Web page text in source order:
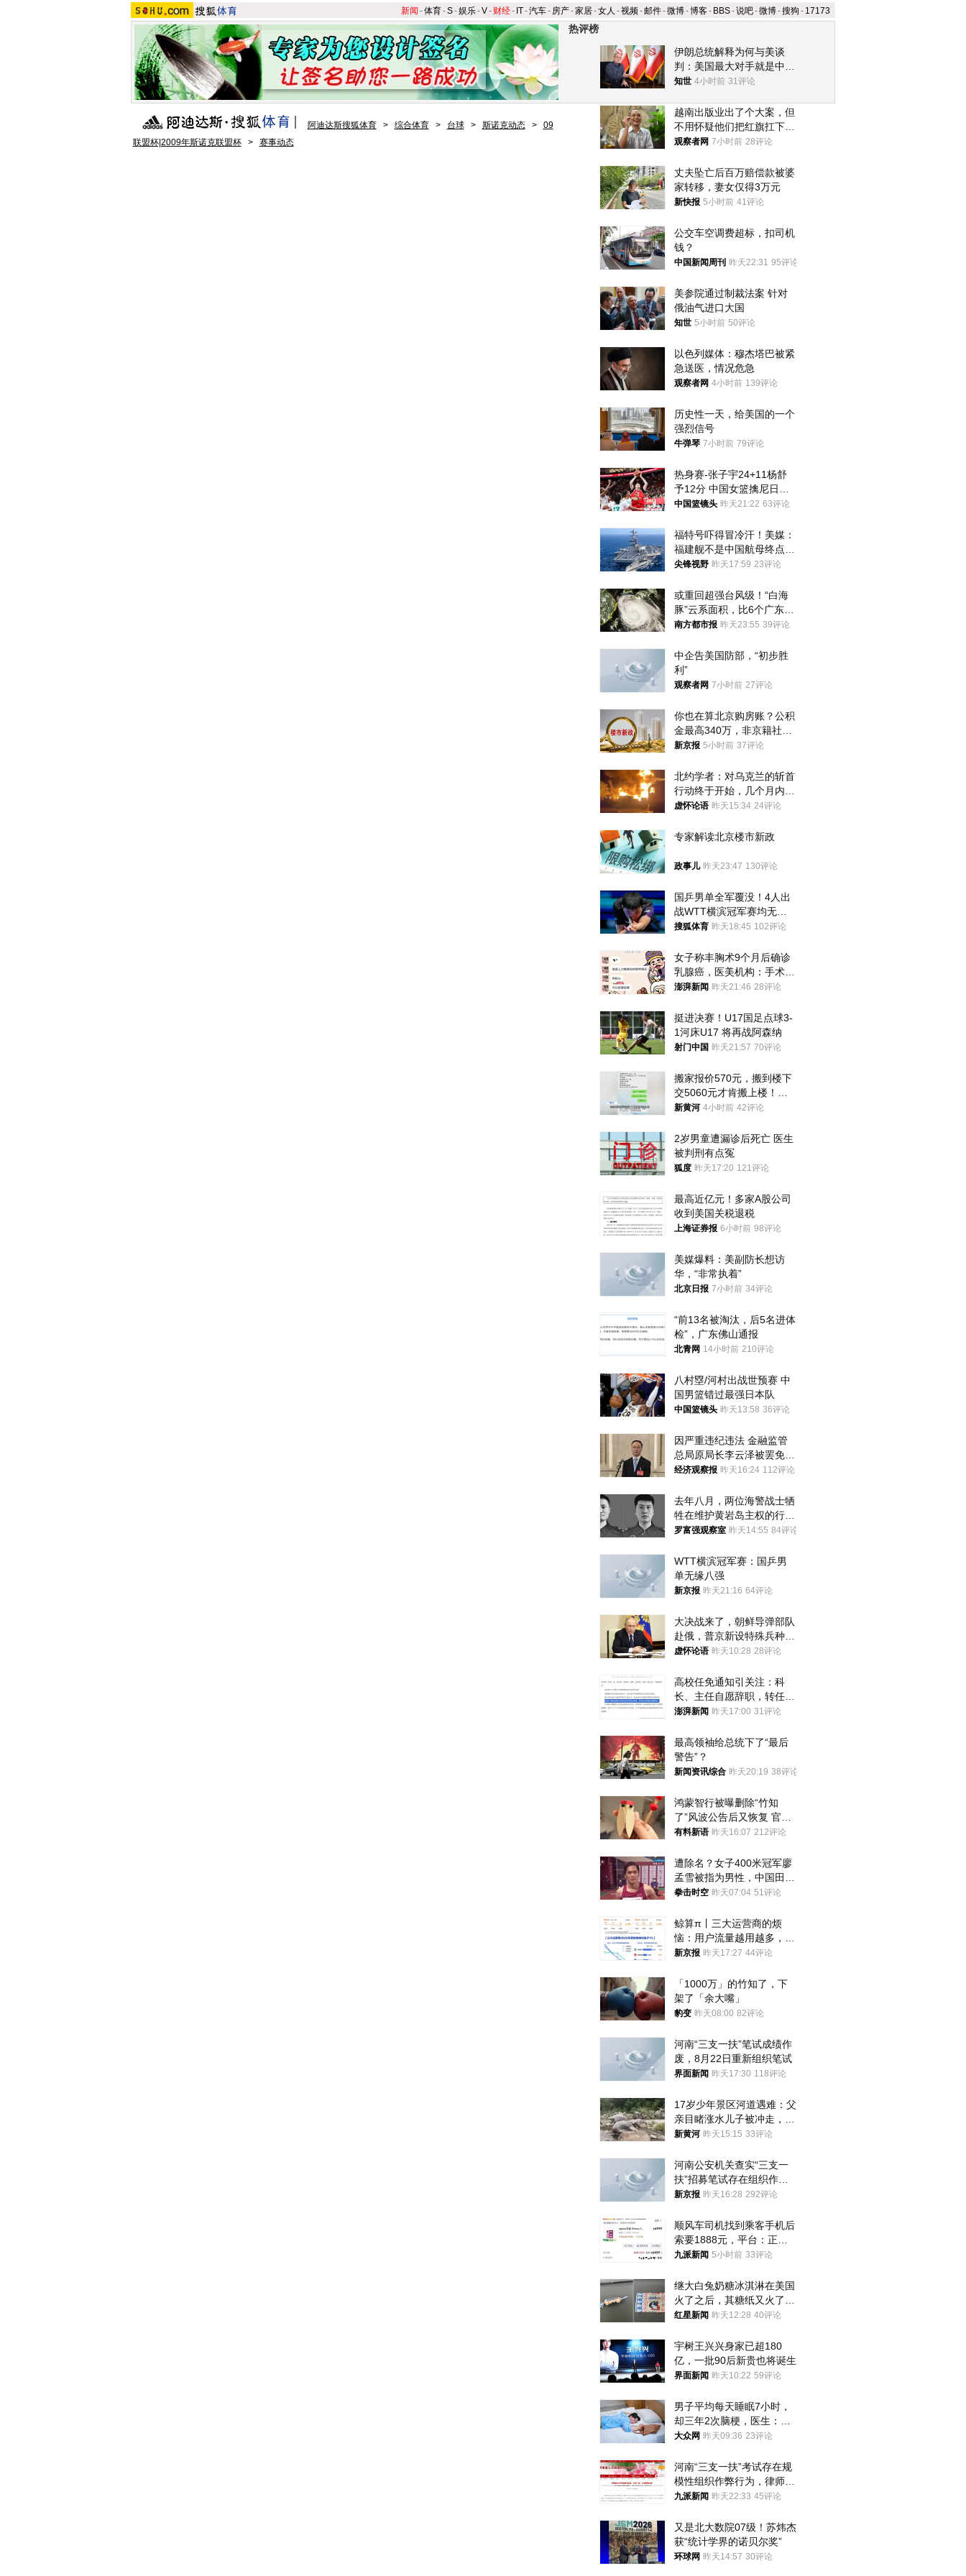
新闻 -体育-S-娱乐-V- 财经- IT-汽车- 房产-家居-女人 -视频-邮件-微博-博客- BBS-说吧-微博-搜狗 - 17173
热评榜
伊朗总统解释为何与美谈
判：美国最大对手就是中
国，但他们也在对话
知世 4小时前 31评论
越南出版业出了个大案，但
不用怀疑他们把红旗扛下去
的决心
观察者网 7小时前 28评论
丈夫坠亡后百万赔偿款被婆
家转移，妻女仅得3万元
新快报 5小时前 41评论
公交车空调费超标，扣司机
钱？
中国新闻周刊 昨天22:31 95评论
美参院通过制裁法案 针对
俄油气进口大国
知世 5小时前 50评论
以色列媒体：穆杰塔巴被紧
急送医，情况危急
观察者网 4小时前 139评论
历史性一天，给美国的一个
强烈信号
牛弹琴 7小时前 79评论
热身赛-张子宇24+11杨舒
予12分 中国女篮擒尼日利
亚
中国篮镜头 昨天21:22 63评论
福特号吓得冒冷汗！美媒：
福建舰不是中国航母终点，
而是新起点！
尖锋视野 昨天17:59 23评论
或重回超强台风级！“白海
豚”云系面积，比6个广东还
大！深圳官方：注意这件事
南方都市报 昨天23:55 39评论
中企告美国防部，“初步胜
利”
观察者网 7小时前 27评论
你也在算北京购房账？公积
金最高340万，非京籍社保
1年
新京报 5小时前 37评论
北约学者：对乌克兰的斩首
行动终于开始，几个月内乌
将投降
虚怀论语 昨天15:34 24评论
专家解读北京楼市新政
政事儿 昨天23:47 130评论
国乒男单全军覆没！4人出
战WTT横滨冠军赛均无缘
八强
搜狐体育 昨天18:45 102评论
女子称丰胸术9个月后确诊
乳腺癌，医美机构：手术不
可能引发癌症，建议走司法
澎湃新闻 昨天21:46 28评论
挺进决赛！U17国足点球3-
1河床U17 将再战阿森纳
射门中国 昨天21:57 70评论
搬家报价570元，搬到楼下
交5060元才肯搬上楼！女
子傻眼了……
新黄河 4小时前 42评论
2岁男童遭漏诊后死亡 医生
被判刑有点冤
狐度 昨天17:20 121评论
最高近亿元！多家A股公司
收到美国关税退税
上海证券报 6小时前 98评论
美媒爆料：美副防长想访
华，“非常执着”
北京日报 7小时前 34评论
“前13名被淘汰，后5名进体
检”，广东佛山通报
北青网 14小时前 210评论
八村塁/河村出战世预赛 中
国男篮错过最强日本队
中国篮镜头 昨天13:58 36评论
因严重违纪违法 金融监管
总局原局长李云泽被罢免全
国人大代表
经济观察报 昨天16:24 112评论
去年八月，两位海警战士牺
牲在维护黄岩岛主权的行动
中
罗富强观察室 昨天14:55 84评论
WTT横滨冠军赛：国乒男
单无缘八强
新京报 昨天21:16 64评论
大决战来了，朝鲜导弹部队
赴俄，普京新设特殊兵种，
76岁老将扛旗
虚怀论语 昨天10:28 28评论
高校任免通知引关注：科
长、主任自愿辞职，转任思
政辅导员
澎湃新闻 昨天17:00 31评论
最高领袖给总统下了“最后
警告”？
新闻资讯综合 昨天20:19 38评论
鸿蒙智行被曝删除“竹知
了”风波公告后又恢复 官媒
曾力挺：劝华为要大度的，
有料新语 昨天16:07 212评论
遭除名？女子400米冠军廖
孟雪被指为男性，中国田协
默不作声
拳击时空 昨天07:04 51评论
鲸算π丨三大运营商的烦
恼：用户流量越用越多，收
入却越来越少
新京报 昨天17:27 44评论
「1000万」的竹知了，下
架了「余大嘴」
豹变 昨天08:00 82评论
河南“三支一扶”笔试成绩作
废，8月22日重新组织笔试
界面新闻 昨天17:30 118评论
17岁少年景区河道遇难：父
亲目睹涨水儿子被冲走，当
地排除上游泄洪，家属盼厘
新黄河 昨天15:15 33评论
河南公安机关查实“三支一
扶”招募笔试存在组织作弊
犯罪行为
新京报 昨天16:28 292评论
顺风车司机找到乘客手机后
索要1888元，平台：正和
司机沟通协商
九派新闻 5小时前 33评论
继大白兔奶糖冰淇淋在美国
火了之后，其糖纸又火了！
海外博主盛赞：平面设计经
红星新闻 昨天12:28 40评论
宇树王兴兴身家已超180
亿，一批90后新贵也将诞生
界面新闻 昨天10:22 59评论
男子平均每天睡眠7小时，
却三年2次脑梗，医生：这
样睡觉更伤身
大众网 昨天09:36 23评论
河南“三支一扶”考试存在规
模性组织作弊行为，律师：
涉嫌非法获取国家秘密罪等
九派新闻 昨天22:33 45评论
又是北大数院07级！苏炜杰
获“统计学界的诺贝尔奖”
环球网 昨天14:57 30评论
阿迪达斯搜狐体育 > 综合体育 > 台球 > 斯诺克动态 >
09
联盟杯|2009年斯诺克联盟杯
> 赛事动态